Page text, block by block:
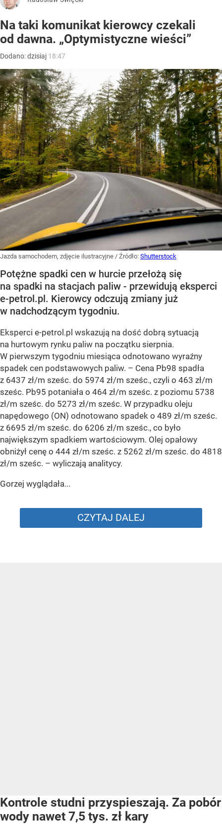
Na taki komunikat kierowcy czekali
od dawna. „Optymistyczne wieści”
Dodano:dzisiaj 18:47
Jazda samochodem, zdjęcie ilustracyjne / Źródło: Shutterstock
Potężne spadki cen w hurcie przełożą się
na spadki na stacjach paliw - przewidują eksperci
e-petrol.pl. Kierowcy odczują zmiany już
w nadchodzącym tygodniu.
Eksperci e-petrol.pl wskazują na dość dobrą sytuacją
na hurtowym rynku paliw na początku sierpnia.
W pierwszym tygodniu miesiąca odnotowano wyraźny
spadek cen podstawowych paliw. – Cena Pb98 spadła
z 6437 zł/m sześc. do 5974 zł/m sześc., czyli o 463 zł/m
sześc. Pb95 potaniała o 464 zł/m sześc. z poziomu 5738
zł/m sześc. do 5273 zł/m sześc. W przypadku oleju
napędowego (ON) odnotowano spadek o 489 zł/m sześc.
z 6695 zł/m sześc. do 6206 zł/m sześc., co było
największym spadkiem wartościowym. Olej opałowy
obniżył cenę o 444 zł/m sześc. z 5262 zł/m sześc. do 4818
zł/m sześc. – wyliczają analitycy.
Gorzej wyglądała...
CZYTAJ DALEJ
Kontrole studni przyspieszają. Za pobór
wody nawet 7,5 tys. zł kary